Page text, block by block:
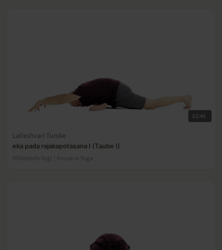
03:46
Lalleshvari Turske
eka pada rajakapotasana I (Taube I)
Mittelstufe-Yogi | Anusara Yoga